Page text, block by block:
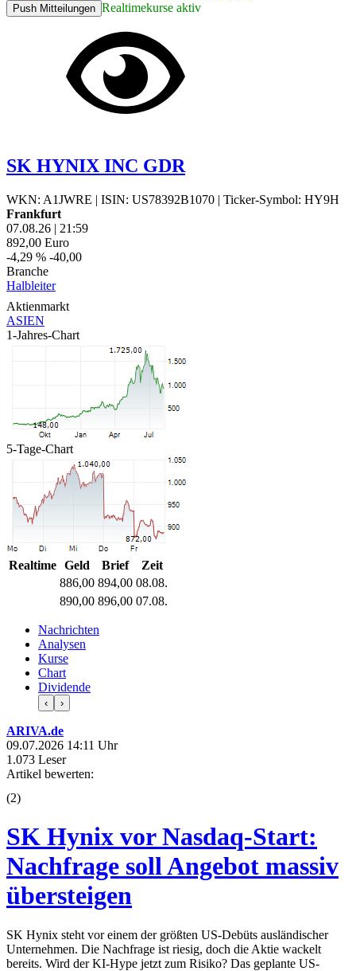
Push Mitteilungen Realtimekurse aktiv
SK HYNIX INC GDR
WKN: A1JWRE | ISIN: US78392B1070 | Ticker-Symbol: HY9H
Frankfurt
07.08.26 | 21:59
892,00 Euro
-4,29 % -40,00
Branche
Halbleiter
Aktienmarkt
ASIEN
1-Jahres-Chart
5-Tage-Chart
Realtime Geld Brief
Zeit
886,00 894,00 08.08.
890,00 896,00 07.08.
Nachrichten
Analysen
Kurse
Chart
Dividende
‹ ›
ARIVA.de
09.07.2026 14:11 Uhr
1.073 Leser
Artikel bewerten:
(2)
SK Hynix vor Nasdaq-Start:
Nachfrage soll Angebot massiv
übersteigen
SK Hynix steht vor einem der größten US-Debüts ausländischer
Unternehmen. Die Nachfrage ist riesig, doch die Aktie wackelt
bereits. Wird der KI-Hype jetzt zum Risiko? Das geplante US-